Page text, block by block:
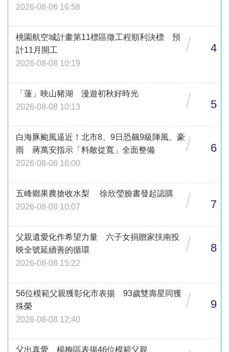
2026-08-06 16:58
桃園航空城計畫第11標區徵工程順利決標 預
計11月開工
2026-08-08 10:19
/ 4
「蓮」映山豬湖 漫遊初秋好時光
2026-08-08 10:13
/ 5
白海豚颱風逼近！北市8、9日恐飆9級陣風、豪
雨 蔣萬安指示「料敵從寬」全面整備
2026-08-06 16:00
/ 6
五峰鄉果農搶收水梨 徐欣瑩臉書發起認購
2026-08-08 10:07
/ 7
父親遺愛化作希望力量 六子女捐贈家扶南投
映全號延續善的循環
2026-08-08 15:22
/ 8
56位模範父親獲彰化市表揚 93歲雙壽星同獲
殊榮
2026-08-08 12:40
/ 9
父出真愛 楊梅區表揚46位模範父親